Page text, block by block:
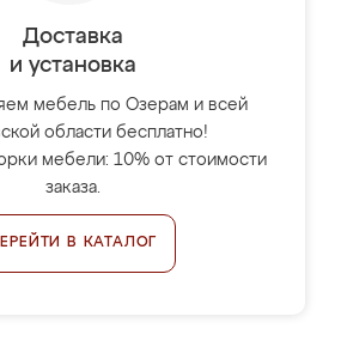
Доставка
и установка
мебель по Озерам и всей
области бесплатно!
мебели: 10% от стоимости
заказа.
В КАТАЛОГ